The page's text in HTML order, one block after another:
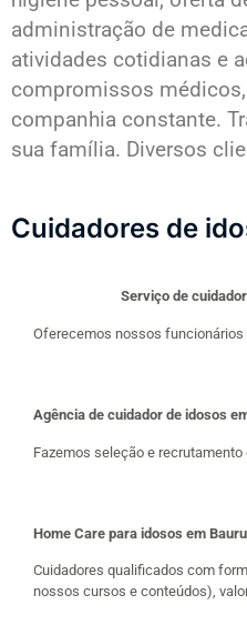
administração de
atividades cotidianas e
compromissos
companhia constante.
sua família. Diversos
Cuidadores de
Serviço de
Oferecemos nossos
Agência de cuidador de idosos
Fazemos seleção e recrutamento
Home Care para idosos em Bauru
Cuidadores qualificados com
nossos cursos e conteúdos),